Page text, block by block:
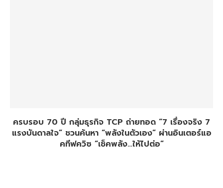
ครบรอบ 70 ปี กลุ่มธุรกิจ TCP ถ่ายทอด “7 เรื่องจริง 7
แรงบันดาลใจ” ชวนค้นหา “พลังในตัวเอง” ผ่านอินเตอร์แอ
คทีฟควิซ “เช็คพลัง…ให้ไปต่อ”